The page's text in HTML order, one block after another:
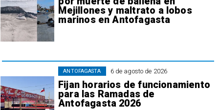
Mejillones y maltrato a lobos
marinos en Antofagasta
6 de agosto de 2026
Fijan horarios de funcionamiento
para las Ramadas de
Antofagasta 2026
ANTOFAGASTA